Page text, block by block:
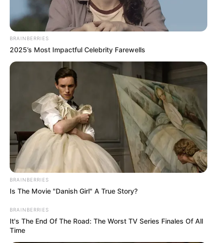
BRAINBERRIES
2025’s Most Impactful Celebrity Farewells
BRAINBERRIES
Is The Movie "Danish Girl" A True Story?
BRAINBERRIES
It's The End Of The Road: The Worst TV Series Finales Of All
Time